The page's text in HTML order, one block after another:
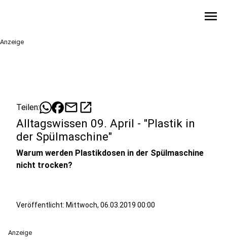
menu
Anzeige
Teilen: mailopen_in_new
Alltagswissen 09. April - "Plastik in
der Spülmaschine"
Warum werden Plastikdosen in der Spülmaschine
nicht trocken?
Veröffentlicht: Mittwoch, 06.03.2019 00:00
Anzeige